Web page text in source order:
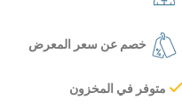
خصم عن سعر المعرض
متوفر في المخزون